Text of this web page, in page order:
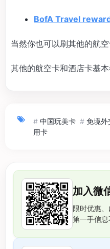
BofA Travel
当然你也可以刷其他的航空
其他的航空卡和酒店卡基本
# 中国玩美卡 # 免境外
用卡
加入微
限时优惠
第一手信息